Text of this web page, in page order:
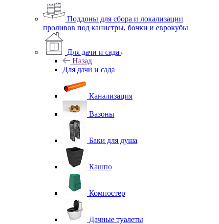
Поддоны для сбора и локализации
проливов под канистры, бочки и еврокубы
Для дачи и сада
Назад
Для дачи и сада
Канализация
Вазоны
Баки для душа
Кашпо
Компостер
Дачные туалеты